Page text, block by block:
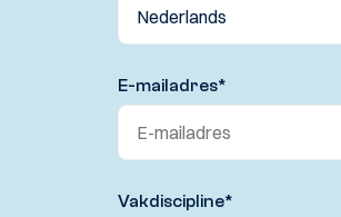
E-mailadres*
Vakdiscipline*